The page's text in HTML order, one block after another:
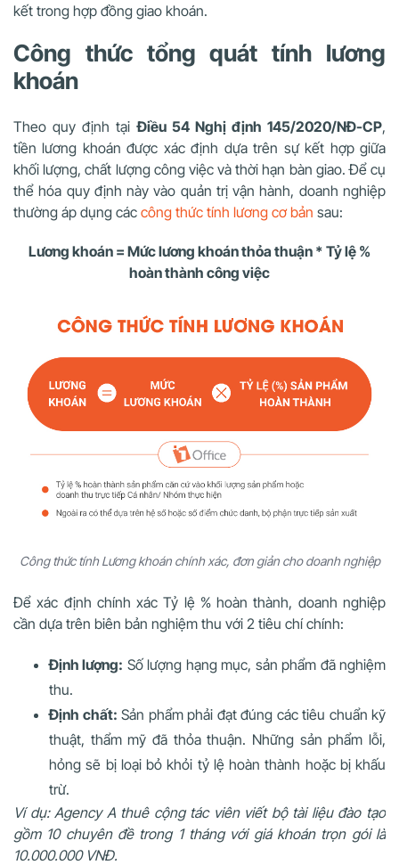
kết trong hợp đồng giao khoán.
Công thức tổng quát tính lương
khoán
Theo quy định tạiĐiều 54 Nghị định 145/2020/NĐ-CP,
tiền lương khoán được xác định dựa trên sự kết hợp giữa
khối lượng, chất lượng công việc và thời hạn bàn giao. Để cụ
thể hóa quy định này vào quản trị vận hành, doanh nghiệp
thường áp dụng các công thức tính lương cơ bản sau:
Lương khoán = Mức lương khoán thỏa thuận * Tỷ lệ %
hoàn thành công việc
Công thức tính Lương khoán chính xác, đơn giản cho doanh nghiệp
Để xác định chính xác Tỷ lệ % hoàn thành, doanh nghiệp
cần dựa trên biên bản nghiệm thu với 2 tiêu chí chính:
Định lượng: Số lượng hạng mục, sản phẩm đã nghiệm
thu.
Định chất: Sản phẩm phải đạt đúng các tiêu chuẩn kỹ
thuật, thẩm mỹ đã thỏa thuận. Những sản phẩm lỗi,
hỏng sẽ bị loại bỏ khỏi tỷ lệ hoàn thành hoặc bị khấu
trừ.
Ví dụ: Agency A thuê cộng tác viên viết bộ tài liệu đào tạo
gồm 10 chuyên đề trong 1 tháng với giá khoán trọn gói là
10.000.000 VNĐ.